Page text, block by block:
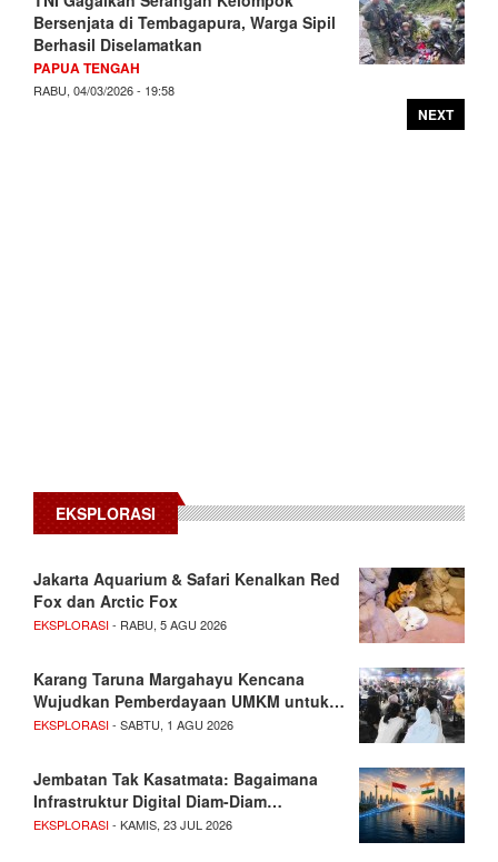
Bersenjata di Tembagapura, Warga Sipil
Berhasil Diselamatkan
PAPUA TENGAH
RABU, 04/03/2026 - 19:58
NEXT
EKSPLORASI
Jakarta Aquarium & Safari Kenalkan Red
Fox dan Arctic Fox
EKSPLORASI- RABU, 5 AGU 2026
Karang Taruna Margahayu Kencana
Wujudkan Pemberdayaan UMKM untuk…
EKSPLORASI- SABTU, 1 AGU 2026
Jembatan Tak Kasatmata: Bagaimana
Infrastruktur Digital Diam-Diam…
EKSPLORASI- KAMIS, 23 JUL 2026